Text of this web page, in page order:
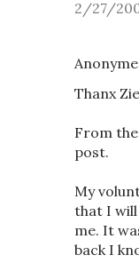
2/27/
Thanx
From
post.
My
that I
me. It
back I